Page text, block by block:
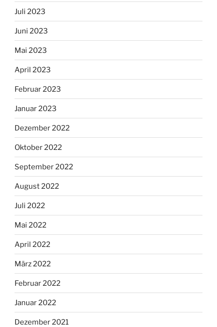
Juli 2023
Juni 2023
Mai 2023
April 2023
Februar 2023
Januar 2023
Dezember 2022
Oktober 2022
September 2022
August 2022
Juli 2022
Mai 2022
April 2022
März 2022
Februar 2022
Januar 2022
Dezember 2021